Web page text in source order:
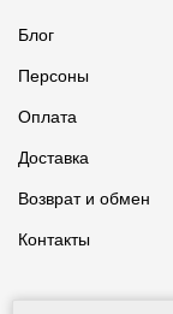
Блог
Персоны
Оплата
Доставка
Возврат и обмен
Контакты